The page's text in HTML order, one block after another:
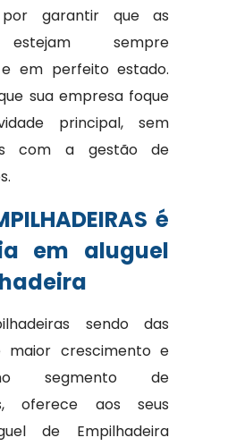
por garantir que as
estejam sempre
em perfeito estado.
sua empresa foque
principal, sem
com a gestão de
é
em aluguel
sendo das
maior crescimento e
segmento de
oferece aos seus
de Empilhadeira